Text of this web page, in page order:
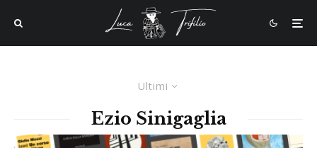
Ultimi
Ezio Sinigaglia